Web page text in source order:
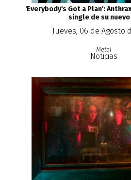
'Everybody's Got a Plan':
single de su nuevo
Jueves, 06 de Agosto
Metal
Noticias